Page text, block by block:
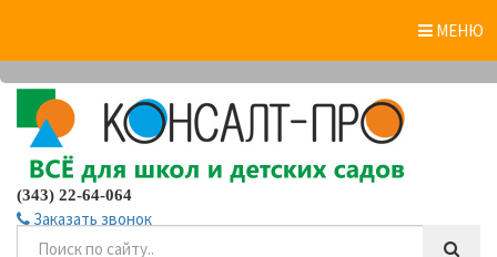
МЕНЮ
(343) 22-64-064
Заказать звонок